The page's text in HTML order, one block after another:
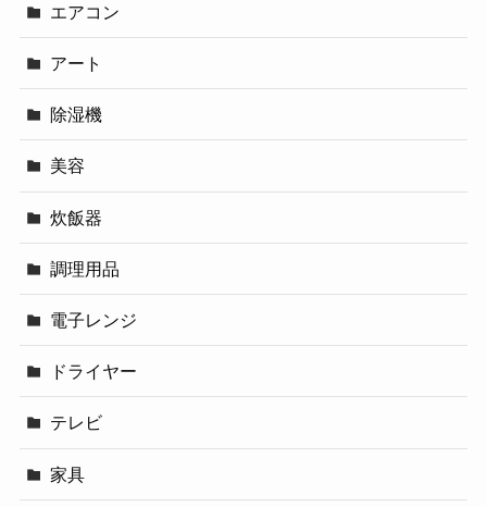
エアコン
アート
除湿機
美容
炊飯器
調理用品
電子レンジ
ドライヤー
テレビ
家具